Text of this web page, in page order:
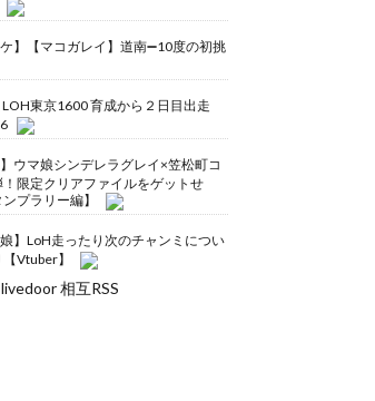
ケ】【マコガレイ】道南➖10度の初挑
LOH東京1600 育成から２日目出走
】ウマ娘シンデレラグレイ×笠松町コ
！限定クリアファイルをゲットせ
プラリー編】
娘】LoH走ったり次のチャンミについ
Vtuber】
相互RSS